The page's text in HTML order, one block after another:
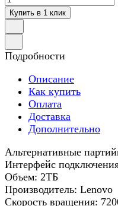
Купить в 1 клик
Подробности
Описание
Как купить
Оплата
Доставка
Дополнительно
Альтернативные
Интерфейс
Объем: 2ТБ
Производитель: Lenovo
Скорость вращения: